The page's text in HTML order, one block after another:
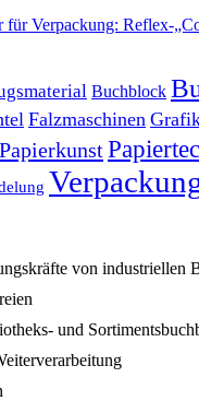
Buchblock
Falzmaschinen
Papierkunst
von industriellen
und